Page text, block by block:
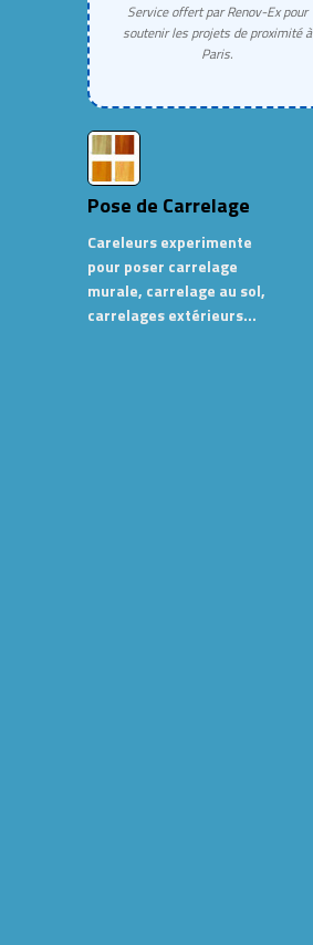
Service offert par Renov-Ex pour
soutenir les projets de proximité à
Paris.
Pose de Carrelage
Careleurs experimente
pour poser carrelage
murale, carrelage au sol,
carrelages extérieurs…